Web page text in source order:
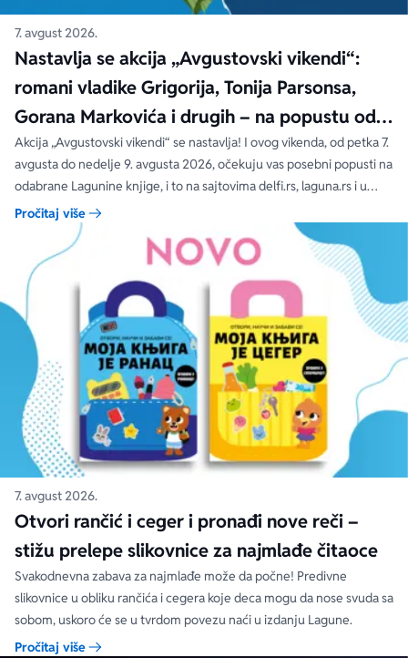
7. avgust 2026.
Nastavlja se akcija „Avgustovski vikendi“:
romani vladike Grigorija, Tonija Parsonsa,
Gorana Markovića i drugih – na popustu od
čak 40, 50 i 60%
Akcija „Avgustovski vikendi“ se nastavlja! I ovog vikenda, od petka 7.
avgusta do nedelje 9. avgusta 2026, očekuju vas posebni popusti na
odabrane Lagunine knjige, i to na sajtovima delfi.rs, laguna.rs i u
svim Delfi knjižarama.
Pročitaj više
7. avgust 2026.
Otvori rančić i ceger i pronađi nove reči –
stižu prelepe slikovnice za najmlađe čitaoce
Svakodnevna zabava za najmlađe može da počne! Predivne
slikovnice u obliku rančića i cegera koje deca mogu da nose svuda sa
sobom, uskoro će se u tvrdom povezu naći u izdanju Lagune.
Pročitaj više